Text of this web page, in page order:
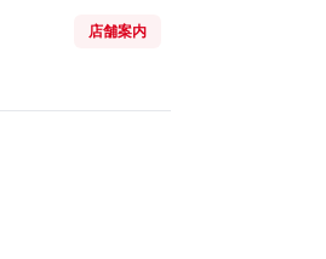
店舗案内